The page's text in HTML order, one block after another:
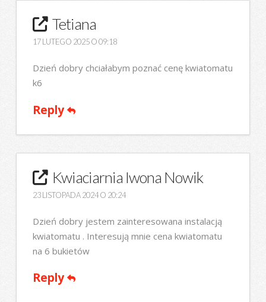
Tetiana
17 LUTEGO 2025 O 09:18
Dzień dobry chciałabym poznać cenę kwiatomatu
k6
Reply
Kwiaciarnia Iwona Nowik
23 LISTOPADA 2024 O 20:24
Dzień dobry jestem zainteresowana instalacją
kwiatomatu . Interesują mnie cena kwiatomatu
na 6 bukietów
Reply